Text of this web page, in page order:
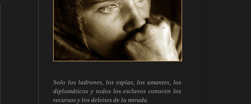
Solo los ladrones, los espías, los amantes, los
diplomáticos y todos los esclavos conocen los
recursos y los deleites de la mirada.